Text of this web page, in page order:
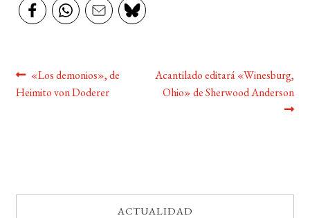
Navegación
de
Anterior:
«Los demonios», de
Heimito von Doderer
Siguiente:
Acantilado editará «Winesburg,
Ohio» de Sherwood Anderson
ACTUALIDAD